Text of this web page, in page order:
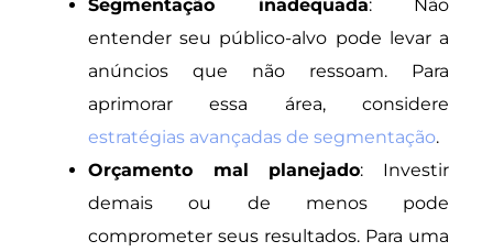
Segmentação inadequada: Não
entender seu público-alvo pode levar a
anúncios que não ressoam. Para
aprimorar essa área, considere
estratégias avançadas de segmentação.
Orçamento mal planejado: Investir
demais ou de menos pode
comprometer seus resultados. Para uma